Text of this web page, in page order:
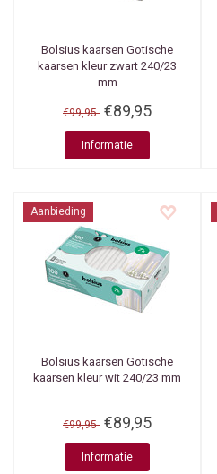
Bolsius kaarsen Gotische
kaarsen kleur zwart 240/23
mm
€99,95 €89,95
Informatie
Aanbieding
Bolsius kaarsen Gotische
kaarsen kleur wit 240/23 mm
€99,95 €89,95
Informatie